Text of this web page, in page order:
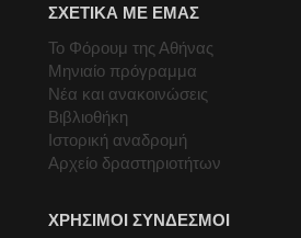
ΣΧΕΤΙΚΑ ΜΕ ΕΜΑΣ
Το Φόρουμ της Αθήνας
Μηνιαίο πρόγραμμα
Νέα και ανακοινώσεις
Βιβλιοθήκη
Ιστορική αναδρομή
Αρχείο δραστηριοτήτων
ΧΡΗΣΙΜΟΙ ΣΥΝΔΕΣΜΟΙ